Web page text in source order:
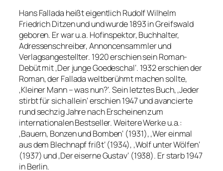
Hans Fallada heißt eigentlich Rudolf Wilhelm
Friedrich Ditzen und und wurde 1893 in Greifswald
geboren. Er war u.a. Hofinspektor, Buchhalter,
Adressenschreiber, Annoncensammler und
Verlagsangestellter. 1920 erschien sein Roman-
Debüt mit ‚Der junge Goedeschal‘. 1932 erschien der
Roman, der Fallada weltberühmt machen sollte,
‚Kleiner Mann – was nun?‘. Sein letztes Buch, ‚Jeder
stirbt für sich allein‘ erschien 1947 und avancierte
rund sechzig Jahre nach Erscheinen zum
internationalen Bestseller. Weitere Werke u.a.:
‚Bauern, Bonzen und Bomben‘ (1931), ‚Wer einmal
aus dem Blechnapf frißt‘ (1934), ‚Wolf unter Wölfen‘
(1937) und ‚Der eiserne Gustav‘ (1938). Er starb 1947
in Berlin.